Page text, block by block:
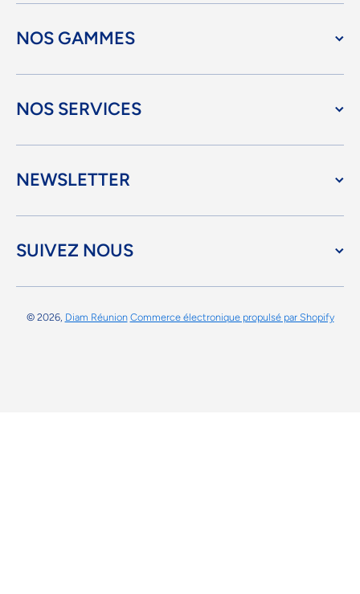
NOS GAMMES
NOS SERVICES
NEWSLETTER
SUIVEZ NOUS
© 2026, Diam Réunion Commerce électronique propulsé par Shopify